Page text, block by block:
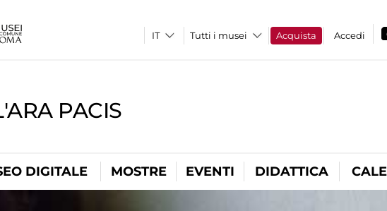
Tutti i musei Acquista Accedi
PACIS
DIGITALE MOSTRE EVENTI DIDATTICA